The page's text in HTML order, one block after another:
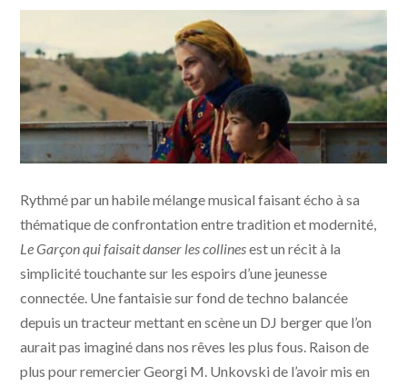
- KMBO
Rythmé par un habile mélange musical faisant écho à sa
thématique de confrontation entre tradition et modernité,
Le Garçon qui faisait danser les collinesest un récit à la
simplicité touchante sur les espoirs d’une jeunesse
connectée. Une fantaisie sur fond de techno balancée
depuis un tracteur mettant en scène un DJ berger que l’on
aurait pas imaginé dans nos rêves les plus fous. Raison de
plus pour remercier Georgi M. Unkovski de l’avoir mis en